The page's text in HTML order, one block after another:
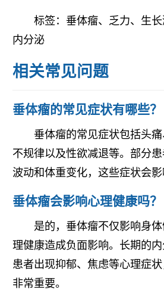
标签：垂体瘤、乏力、生长
内分泌
相关常见问题
垂体瘤的常见症状有哪些？
垂体瘤的常见症状包括头
不规律以及性欲减退等。部分
波动和体重变化，这些症状会影
垂体瘤会影响心理健康吗？
是的，垂体瘤不仅影响身
理健康造成负面影响。长期的
患者出现抑郁、焦虑等心理症
非常重要。